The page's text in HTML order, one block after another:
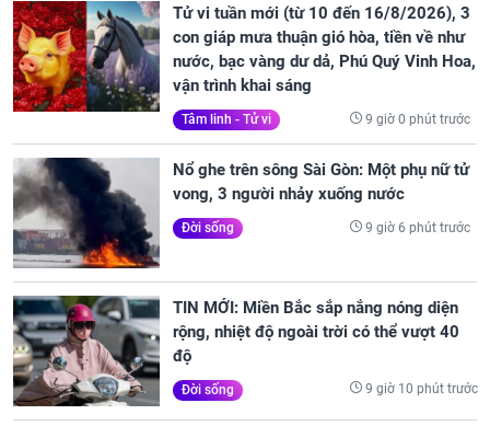
Tử vi tuần mới (từ 10 đến 16/8/2026), 3
con giáp mưa thuận gió hòa, tiền về như
nước, bạc vàng dư dả, Phú Quý Vinh Hoa,
vận trình khai sáng
Tâm linh - Tử vi 9 giờ 0 phút trước
Nổ ghe trên sông Sài Gòn: Một phụ nữ tử
vong, 3 người nhảy xuống nước
Đời sống 9 giờ 6 phút trước
TIN MỚI: Miền Bắc sắp nắng nóng diện
rộng, nhiệt độ ngoài trời có thể vượt 40
độ
Đời sống 9 giờ 10 phút trước